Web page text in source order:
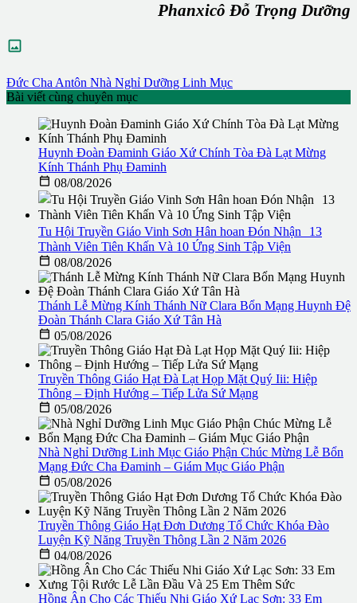
Phanxicô Đỗ Trọng Dưỡng

Đức Cha Antôn Nhà Nghỉ Dưỡng Linh Mục
Bài viết cùng chuyên mục
Huynh Đoàn Đaminh Giáo Xứ Chính Tòa Đà Lạt Mừng
Kính Thánh Phụ Đaminh
 08/08/2026
Tu Hội Truyền Giáo Vinh Sơn Hân hoan Đón Nhận 13
Thành Viên Tiên Khấn Và 10 Ứng Sinh Tập Viện
 08/08/2026
Thánh Lễ Mừng Kính Thánh Nữ Clara Bổn Mạng Huynh Đệ
Đoàn Thánh Clara Giáo Xứ Tân Hà
 05/08/2026
Truyền Thông Giáo Hạt Đà Lạt Họp Mặt Quý Iii: Hiệp
Thông – Định Hướng – Tiếp Lửa Sứ Mạng
 05/08/2026
Nhà Nghỉ Dưỡng Linh Mục Giáo Phận Chúc Mừng Lễ Bổn
Mạng Đức Cha Đaminh – Giám Mục Giáo Phận
 05/08/2026
Truyền Thông Giáo Hạt Đơn Dương Tổ Chức Khóa Đào
Luyện Kỹ Năng Truyền Thông Lần 2 Năm 2026
 04/08/2026
Hồng Ân Cho Các Thiếu Nhi Giáo Xứ Lạc Sơn: 33 Em